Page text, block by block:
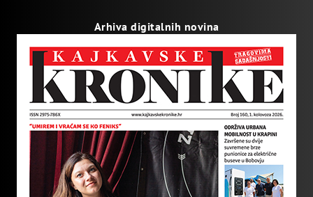
Arhiva digitalnih novina